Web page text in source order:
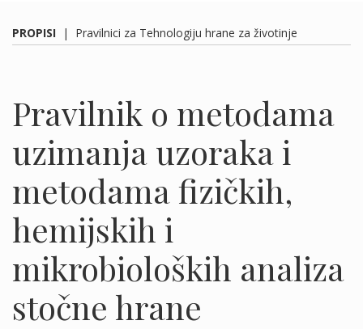
PROPISI | Pravilnici za Tehnologiju hrane za životinje
Pravilnik o metodama
uzimanja uzoraka i
metodama fizičkih,
hemijskih i
mikrobioloških analiza
stočne hrane